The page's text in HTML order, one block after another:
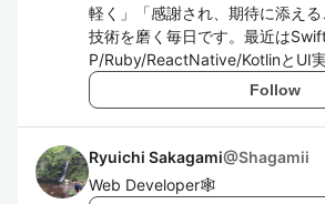
軽く」「感謝され、期待に添え
技術を磨く毎日です。最近は
P/Ruby/ReactNative/KotlinとUI
Follow
Ryuichi Sakagami@Shagamii
Web Developer🕸